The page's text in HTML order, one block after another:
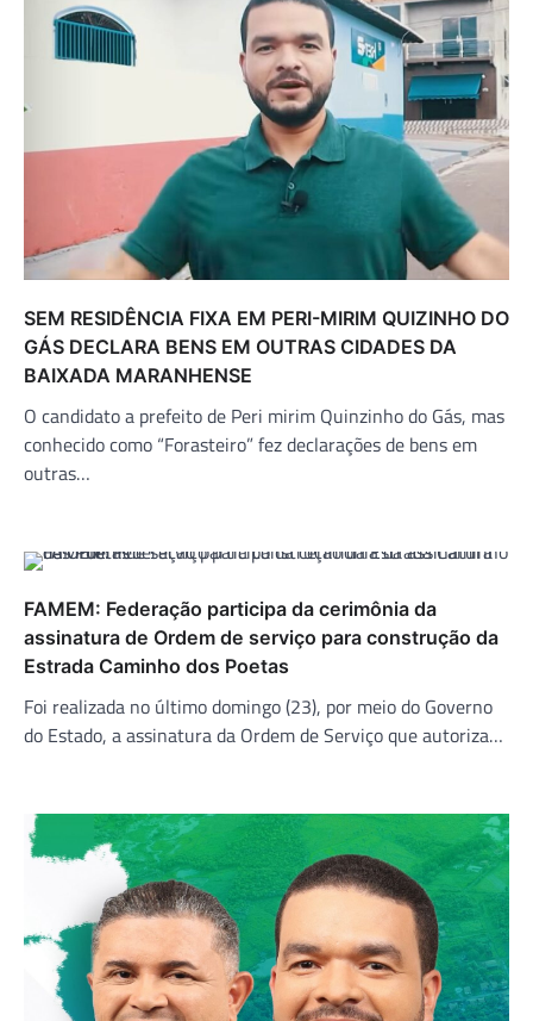
SEM RESIDÊNCIA FIXA EM PERI-MIRIM QUIZINHO DO
GÁS DECLARA BENS EM OUTRAS CIDADES DA
BAIXADA MARANHENSE
O candidato a prefeito de Peri mirim Quinzinho do Gás, mas
conhecido como “Forasteiro” fez declarações de bens em
outras…
FAMEM: Federação participa da cerimônia da
assinatura de Ordem de serviço para construção da
Estrada Caminho dos Poetas
Foi realizada no último domingo (23), por meio do Governo
do Estado, a assinatura da Ordem de Serviço que autoriza…